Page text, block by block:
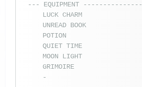
--- EQUIPMENT ---------------
LUCK CHARM
UNREAD BOOK
POTION
QUIET TIME
MOON LIGHT
GRIMOIRE
-